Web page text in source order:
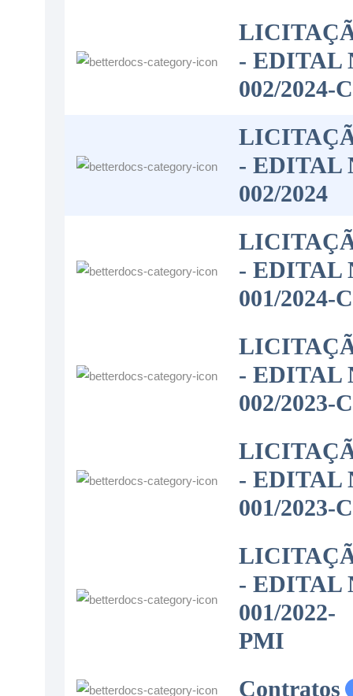
- EDITAL
002/2024-
- EDITAL
002/2024
- EDITAL
001/2024-
- EDITAL
002/2023-
- EDITAL
001/2023-
- EDITAL
001/2022-
PMI
Contratos